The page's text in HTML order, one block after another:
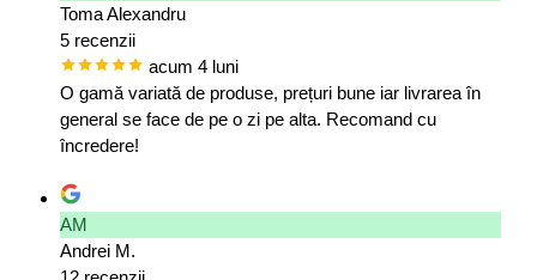
Toma Alexandru
5 recenzii
acum 4 luni
O gamă variată de produse, prețuri bune iar livrarea în
general se face de pe o zi pe alta. Recomand cu
încredere!
AM
Andrei M.